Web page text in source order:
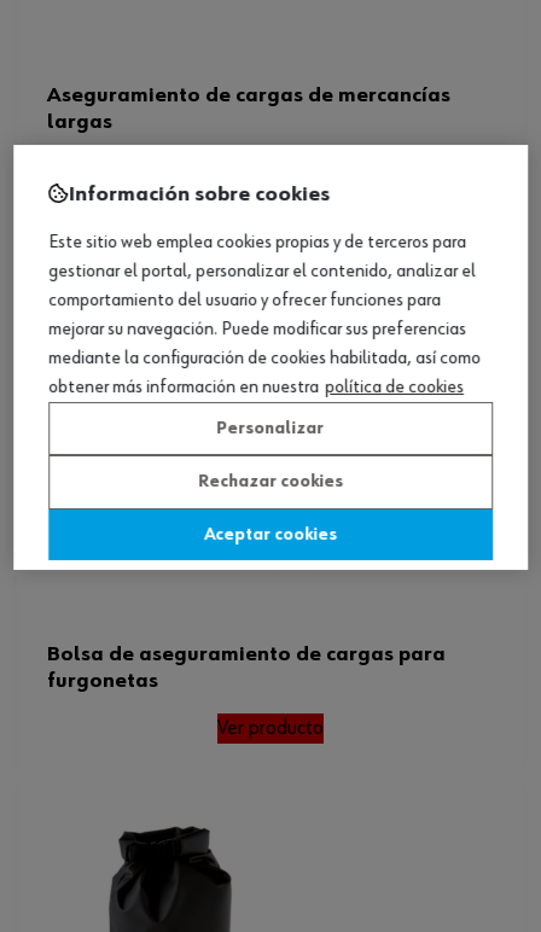
Aseguramiento de cargas de mercancías
largas
Bolsa de aseguramiento de cargas para
furgonetas
Ver producto
Información sobre cookies
Este sitio web emplea cookies propias y de terceros para
gestionar el portal, personalizar el contenido, analizar el
comportamiento del usuario y ofrecer funciones para
mejorar su navegación. Puede modificar sus preferencias
mediante la configuración de cookies habilitada, así como
obtener más información en nuestra política de cookies
Personalizar
Rechazar cookies
Aceptar cookies